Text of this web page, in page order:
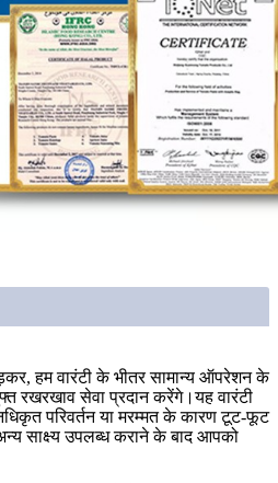
हम वारंटी के भीतर सामान्य ऑपरेशन के
रखरखाव सेवा प्रदान करेंगे।यह वारंटी
परिवर्तन या मरम्मत के कारण टूट-फूट
साक्ष्य उपलब्ध कराने के बाद आपको